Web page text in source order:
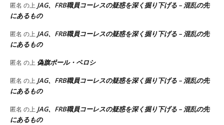
匿名 の上 JAG、FRB職員コーレスの疑惑を深く掘り下げる – 混乱の先
にあるもの
匿名 の上 JAG、FRB職員コーレスの疑惑を深く掘り下げる – 混乱の先
にあるもの
匿名 の上 偽旗ポール・ペロシ
匿名 の上 JAG、FRB職員コーレスの疑惑を深く掘り下げる – 混乱の先
にあるもの
匿名 の上 JAG、FRB職員コーレスの疑惑を深く掘り下げる – 混乱の先
にあるもの